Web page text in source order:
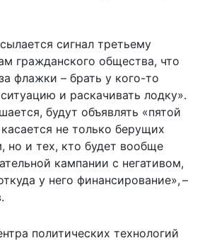
сигнал третьему
гражданского общества, что
флажки – брать у кого-то
и раскачивать лодку».
будут объявлять «пятой
не только берущих
но и тех, кто будет вообще
кампании с негативом,
у него финансирование», –
политических технологий